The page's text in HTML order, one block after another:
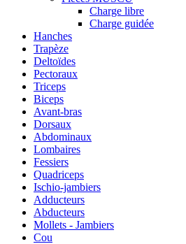
Charge libre
Charge guidée
Hanches
Trapèze
Deltoïdes
Pectoraux
Triceps
Biceps
Avant-bras
Dorsaux
Abdominaux
Lombaires
Fessiers
Quadriceps
Ischio-jambiers
Adducteurs
Abducteurs
Mollets - Jambiers
Cou